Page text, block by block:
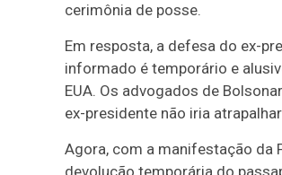
cerimônia de posse.
Em resposta, a defesa do ex-
informado é temporário e
EUA. Os advogados de
ex-presidente não iria
Agora, com a manifestação da
devolução temporária do